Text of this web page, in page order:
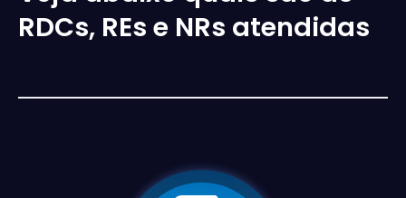
RDCs, REs e NRs atendidas